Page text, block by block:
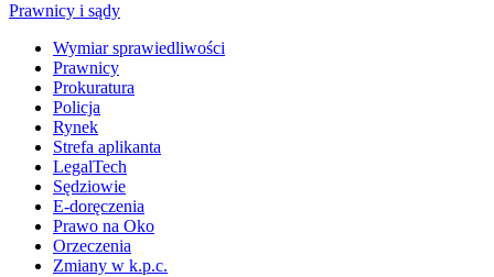
Prawnicy i sądy
Wymiar sprawiedliwości
Prawnicy
Prokuratura
Policja
Rynek
Strefa aplikanta
LegalTech
Sędziowie
E-doręczenia
Prawo na Oko
Orzeczenia
Zmiany w k.p.c.